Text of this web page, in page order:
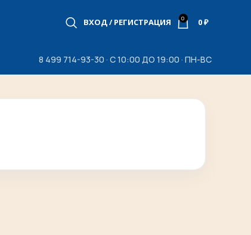
ВХОД / РЕГИСТРАЦИЯ 0 0₽
8 499 714-93-30 · С 10:00 ДО 19:00 · ПН-ВС